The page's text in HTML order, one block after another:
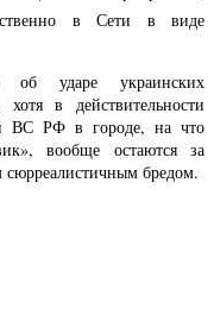
в Сети в виде
об ударе украинских
в действительности
ВС РФ в городе, на что
вообще остаются за
бредом.